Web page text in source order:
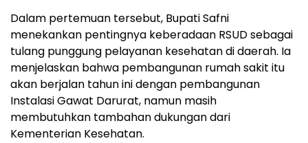
Dalam pertemuan tersebut, Bupati Safni
menekankan pentingnya keberadaan RSUD sebagai
tulang punggung pelayanan kesehatan di daerah. Ia
menjelaskan bahwa pembangunan rumah sakit itu
akan berjalan tahun ini dengan pembangunan
Instalasi Gawat Darurat, namun masih
membutuhkan tambahan dukungan dari
Kementerian Kesehatan.